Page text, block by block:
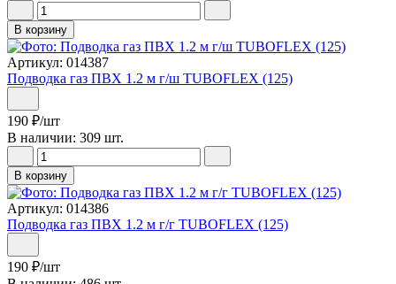
В корзину
Артикул: 014387
Подводка газ ПВХ 1.2 м г/ш TUBOFLEX (125)
190 ₽/шт
В наличии: 309 шт.
В корзину
Артикул: 014386
Подводка газ ПВХ 1.2 м г/г TUBOFLEX (125)
190 ₽/шт